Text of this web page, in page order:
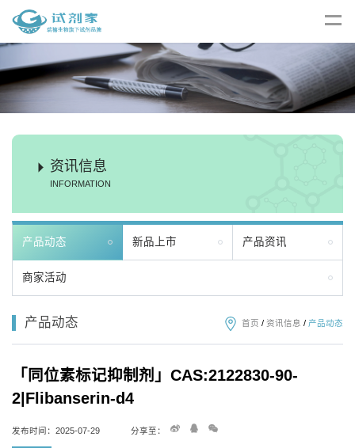
资讯信息
INFORMATION
产品动态 新品上市 产品资讯
商家活动
产品动态 首页 / 资讯信息 / 产品动态
「同位素标记抑制剂」CAS:2122830-90-
2|Flibanserin-d4
发布时间：2025-07-29 分享至：